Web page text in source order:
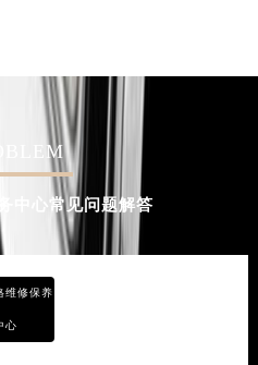
中心常见问题解答
维修保养
心